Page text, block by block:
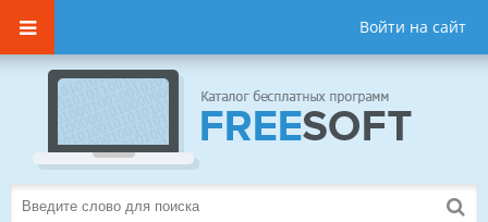
Войти на сайт